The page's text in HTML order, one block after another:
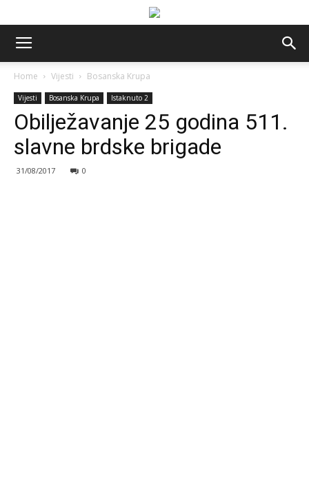
Home Vijesti Bosanska Krupa
Vijesti Bosanska Krupa Istaknuto 2
Obilježavanje 25 godina 511.
slavne brdske brigade
31/08/2017 0